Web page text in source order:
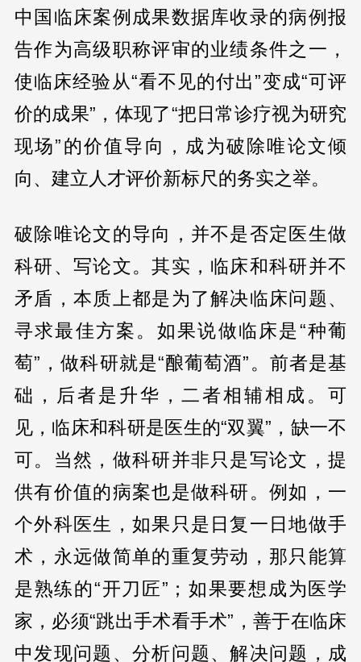
中国临床案例成果数据库收录的病例报
告作为高级职称评审的业绩条件之一，
使临床经验从“看不见的付出”变成“可评
价的成果”，体现了“把日常诊疗视为研究
现场”的价值导向，成为破除唯论文倾
向、建立人才评价新标尺的务实之举。
破除唯论文的导向，并不是否定医生做
科研、写论文。其实，临床和科研并不
矛盾，本质上都是为了解决临床问题、
寻求最佳方案。如果说做临床是“种葡
萄”，做科研就是“酿葡萄酒”。前者是基
础，后者是升华，二者相辅相成。可
见，临床和科研是医生的“双翼”，缺一不
可。当然，做科研并非只是写论文，提
供有价值的病案也是做科研。例如，一
个外科医生，如果只是日复一日地做手
术，永远做简单的重复劳动，那只能算
是熟练的“开刀匠”；如果要想成为医学
家，必须“跳出手术看手术”，善于在临床
中发现问题、分析问题、解决问题，成